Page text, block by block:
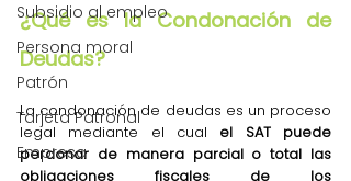
Subsidio al empleo
Persona moral
Patrón
Tarjeta Patronal
Empresa
¿Qué es la Condonación de
Deudas?
La condonación de deudas es un proceso
legal mediante el cual el SAT puede
perdonar de manera parcial o total las
obligaciones fiscales de los